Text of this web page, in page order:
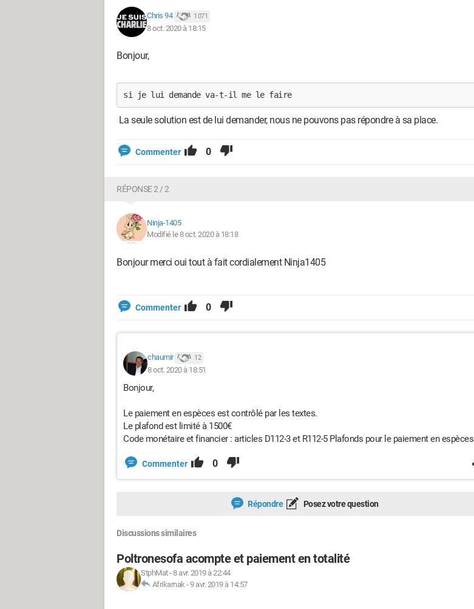
Chris 94 1 071
8 oct. 2020 à 18:15
Bonjour,
si je lui demande va-t-il me le faire
La seule solution est de lui demander, nous ne pouvons pas répondre à sa place.
Commenter 0
RÉPONSE 2 / 2
Ninja-1405
Modifié le 8 oct. 2020 à 18:18
Bonjour merci oui tout à fait cordialement Ninja1405
Commenter 0
chaumir 12
8 oct. 2020 à 18:51
Bonjour,
Le paiement en espèces est contrôlé par les textes.
Le plafond est limité à 1500€
Code monétaire et financier : articles D112-3 et R112-5 Plafonds pour le paiement en espèces
Commenter 0
Répondre Posez votre question
Discussions similaires
Poltronesofa acompte et paiement en totalité
StphMat-8 avr. 2019 à 22:44
Afrikarnak-9 avr. 2019 à 14:57